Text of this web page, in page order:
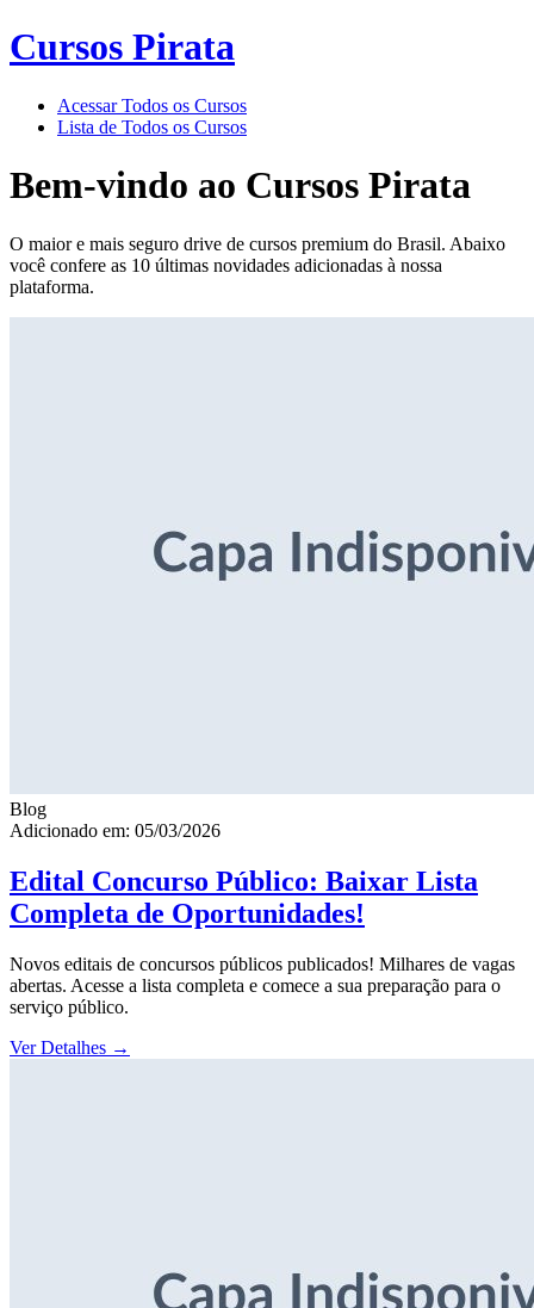
Cursos Pirata
Acessar Todos os Cursos
Lista de Todos os Cursos
Bem-vindo ao Cursos Pirata
O maior e mais seguro drive de cursos premium do Brasil. Abaixo
você confere as 10 últimas novidades adicionadas à nossa
plataforma.
Blog
Adicionado em: 05/03/2026
Edital Concurso Público: Baixar Lista
Completa de Oportunidades!
Novos editais de concursos públicos publicados! Milhares de vagas
abertas. Acesse a lista completa e comece a sua preparação para o
serviço público.
Ver Detalhes →